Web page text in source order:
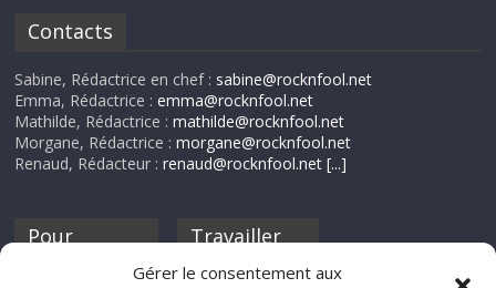
Gérer le consentement aux
Contacts
Sabine, Rédactrice en chef : sabine@rocknfool.net
Emma, Rédactrice :emma@rocknfool.net
Mathilde, Rédactrice :mathilde@rocknfool.net
Morgane, Rédactrice :morgane@rocknfool.net
Renaud, Rédacteur :renaud@rocknfool.net [...]
Pour
discothèque
Travailler